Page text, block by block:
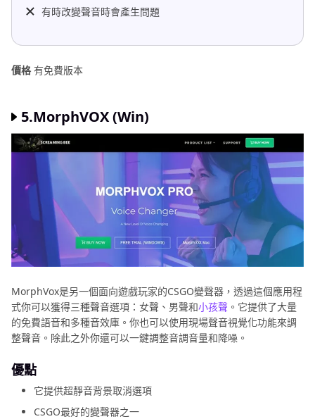
有時改變聲音時會產生問題
價格 有免費版本
5.MorphVOX (Win)
MorphVox是另一個面向遊戲玩家的CSGO變聲器，透過這個應用程
式你可以獲得三種聲音選項：女聲、男聲和小孩聲 。它提供了大量
的免費語音和多種音效庫。你也可以使用現場聲音視覺化功能來調
整聲音。除此之外你還可以一鍵調整音調音量和降噪。
優點
它提供超靜音背景取消選項
CSGO最好的變聲器之一